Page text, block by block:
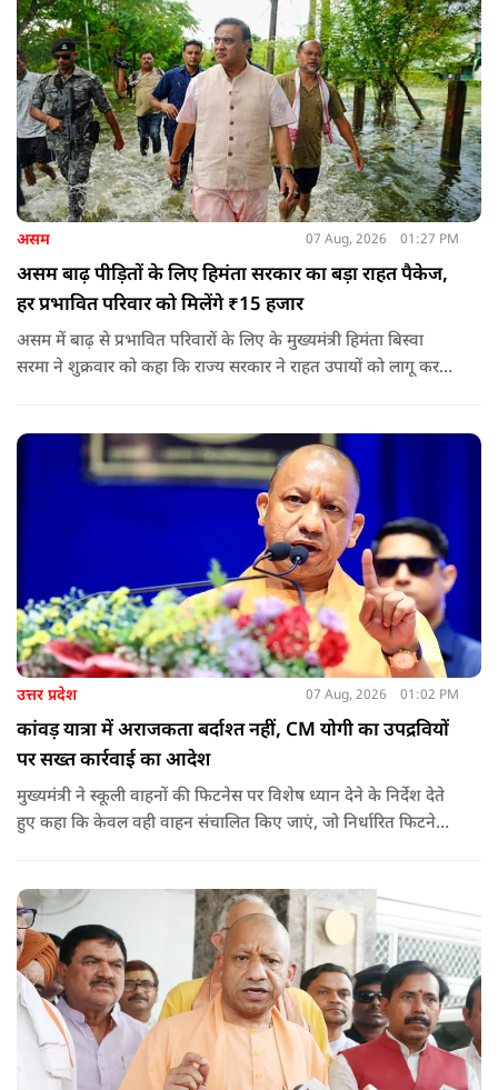
असम 07 Aug, 2026 01:27 PM
असम बाढ़ पीड़ितों के लिए हिमंता सरकार का बड़ा राहत पैकेज,
हर प्रभावित परिवार को मिलेंगे ₹15 हजार
असम में बाढ़ से प्रभावित परिवारों के लिए के मुख्यमंत्री हिमंता बिस्वा
सरमा ने शुक्रवार को कहा कि राज्य सरकार ने राहत उपायों को लागू करना
उत्तर प्रदेश 07 Aug, 2026 01:02 PM
कांवड़ यात्रा में अराजकता बर्दाश्त नहीं, CM योगी का उपद्रवियों
पर सख्त कार्रवाई का आदेश
मुख्यमंत्री ने स्कूली वाहनों की फिटनेस पर विशेष ध्यान देने के निर्देश देते
हुए कहा कि केवल वही वाहन संचालित किए जाएं, जो निर्धारित फिटनेस
ताकि विद्यार्थियों और आम नागरिकों की सुरक्षा सुनिश्चित की जा सके.